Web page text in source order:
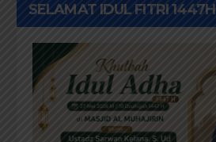
SELAMAT IDUL FITRI 1447H